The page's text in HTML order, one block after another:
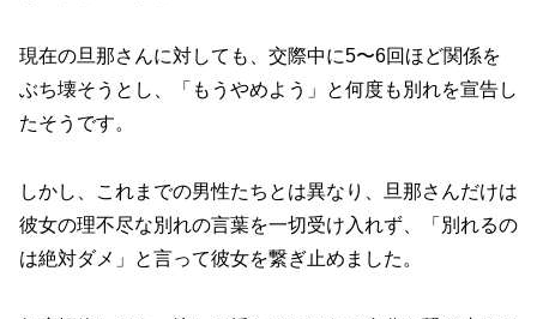
現在の旦那さんに対しても、交際中に5〜6回ほど関係を
ぶち壊そうとし、「もうやめよう」と何度も別れを宣告し
たそうです。
しかし、これまでの男性たちとは異なり、旦那さんだけは
彼女の理不尽な別れの言葉を一切受け入れず、「別れるの
は絶対ダメ」と言って彼女を繋ぎ止めました。